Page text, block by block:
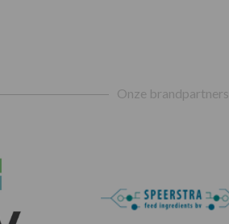
Onze brandpartners